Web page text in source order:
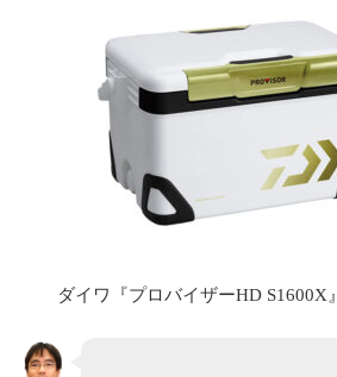
ダイワ『プロバイザーHD S1600X』